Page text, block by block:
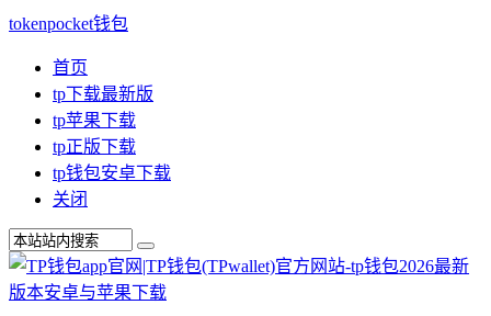
tokenpocket钱包
首页
tp下载最新版
tp苹果下载
tp正版下载
tp钱包安卓下载
关闭